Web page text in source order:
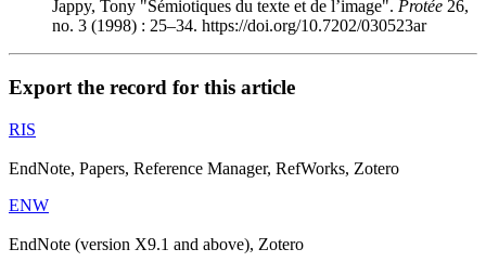
Jappy, Tony "Sémiotiques du texte et de l’image". Protée 26,
no. 3 (1998) : 25–34. https://doi.org/10.7202/030523ar
Export the record for this article
RIS
EndNote, Papers, Reference Manager, RefWorks, Zotero
ENW
EndNote (version X9.1 and above), Zotero